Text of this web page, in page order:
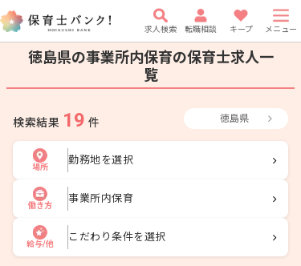
求人検索 転職相談 キープ メニュー
徳島県の事業所内保育の保育士求人一
覧
検索結果 19 件 徳島県
場所
勤務地を選択
働き方
事業所内保育
給与/他
こだわり条件を選択